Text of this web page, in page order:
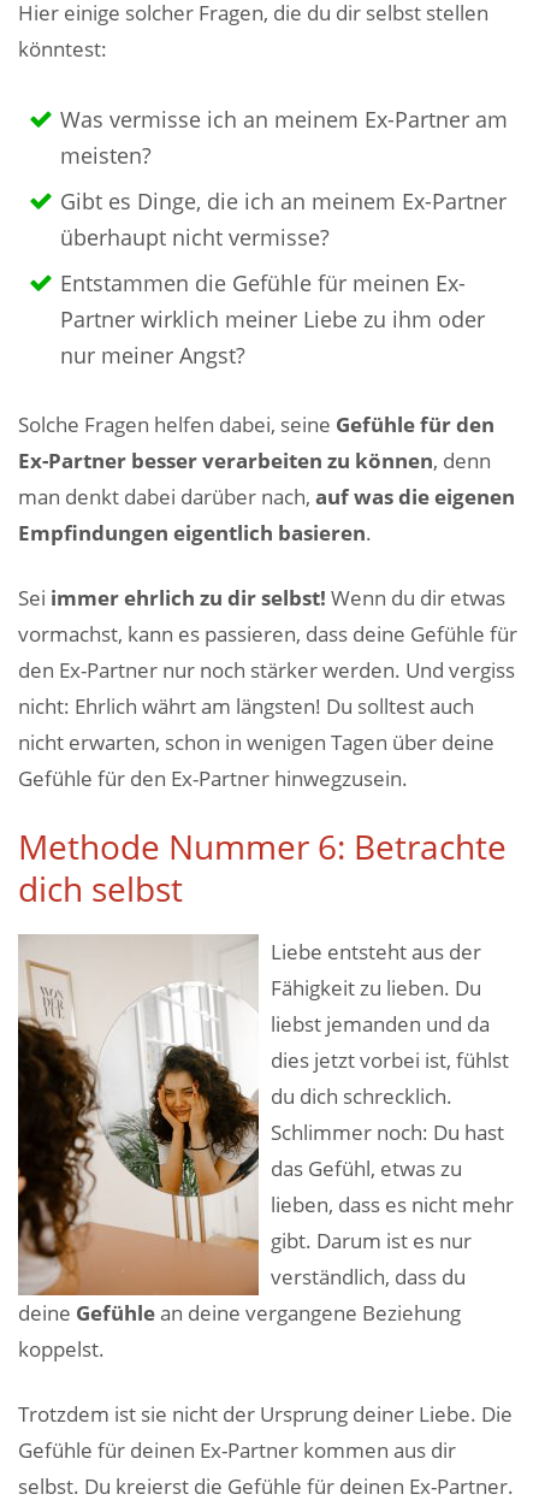
Hier einige solcher Fragen, die du dir selbst stellen
könntest:
Was vermisse ich an meinem Ex-Partner am
meisten?
Gibt es Dinge, die ich an meinem Ex-Partner
überhaupt nicht vermisse?
Entstammen die Gefühle für meinen Ex-
Partner wirklich meiner Liebe zu ihm oder
nur meiner Angst?
Solche Fragen helfen dabei, seine Gefühle für den
Ex-Partner besser verarbeiten zu können, denn
man denkt dabei darüber nach, auf was die eigenen
Empfindungen eigentlich basieren.
Sei immer ehrlich zu dir selbst! Wenn du dir etwas
vormachst, kann es passieren, dass deine Gefühle für
den Ex-Partner nur noch stärker werden. Und vergiss
nicht: Ehrlich währt am längsten! Du solltest auch
nicht erwarten, schon in wenigen Tagen über deine
Gefühle für den Ex-Partner hinwegzusein.
Methode Nummer 6: Betrachte
dich selbst
Liebe entsteht aus der
Fähigkeit zu lieben. Du
liebst jemanden und da
dies jetzt vorbei ist, fühlst
du dich schrecklich.
Schlimmer noch: Du hast
das Gefühl, etwas zu
lieben, dass es nicht mehr
gibt. Darum ist es nur
verständlich, dass du
deine Gefühlean deine vergangene Beziehung
koppelst.
Trotzdem ist sie nicht der Ursprung deiner Liebe. Die
Gefühle für deinen Ex-Partner kommen aus dir
selbst. Du kreierst die Gefühle für deinen Ex-Partner.